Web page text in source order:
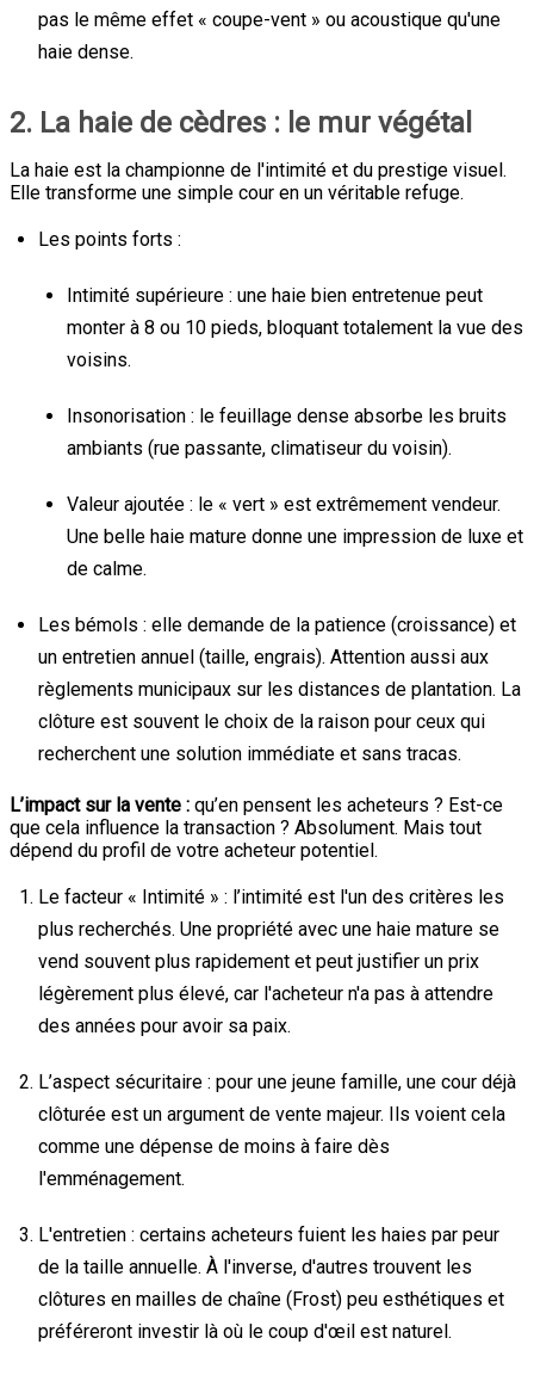
pas le même effet « coupe-vent » ou acoustique qu'une
haie dense.
2. La haie de cèdres : le mur végétal
La haie est la championne de l'intimité et du prestige visuel.
Elle transforme une simple cour en un véritable refuge.
Les points forts :
Intimité supérieure : une haie bien entretenue peut
monter à 8 ou 10 pieds, bloquant totalement la vue des
voisins.
Insonorisation : le feuillage dense absorbe les bruits
ambiants (rue passante, climatiseur du voisin).
Valeur ajoutée : le « vert » est extrêmement vendeur.
Une belle haie mature donne une impression de luxe et
de calme.
Les bémols : elle demande de la patience (croissance) et
un entretien annuel (taille, engrais). Attention aussi aux
règlements municipaux sur les distances de plantation. La
clôture est souvent le choix de la raison pour ceux qui
recherchent une solution immédiate et sans tracas.
L’impact sur la vente : qu’en pensent les acheteurs ? Est-ce
que cela influence la transaction ? Absolument. Mais tout
dépend du profil de votre acheteur potentiel.
Le facteur « Intimité » : l’intimité est l'un des critères les
plus recherchés. Une propriété avec une haie mature se
vend souvent plus rapidement et peut justifier un prix
légèrement plus élevé, car l'acheteur n'a pas à attendre
des années pour avoir sa paix.
L’aspect sécuritaire : pour une jeune famille, une cour déjà
clôturée est un argument de vente majeur. Ils voient cela
comme une dépense de moins à faire dès
l'emménagement.
L'entretien : certains acheteurs fuient les haies par peur
de la taille annuelle. À l'inverse, d'autres trouvent les
clôtures en mailles de chaîne (Frost) peu esthétiques et
préféreront investir là où le coup d'œil est naturel.